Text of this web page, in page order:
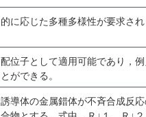
に応じた多種多様性が要求さ
位子として適用可能であり，
ができる。
導体の金属錯体が不斉合成反